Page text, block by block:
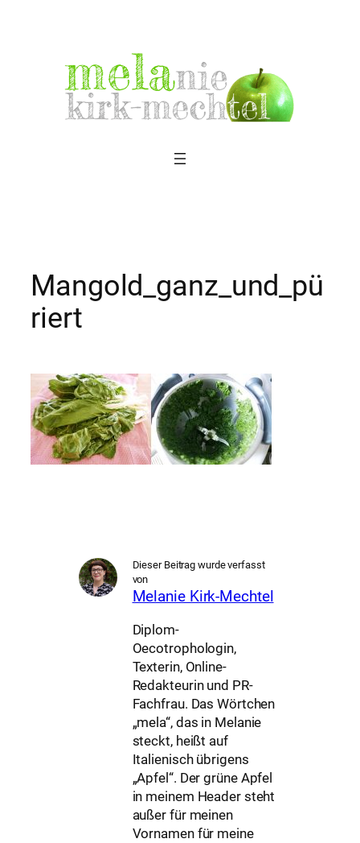
Mangold_ganz_und_pü
riert
Dieser Beitrag wurde verfasst
von
Melanie Kirk-Mechtel
Diplom-
Oecotrophologin,
Texterin, Online-
Redakteurin und PR-
Fachfrau. Das Wörtchen
„mela“, das in Melanie
steckt, heißt auf
Italienisch übrigens
„Apfel“. Der grüne Apfel
in meinem Header steht
außer für meinen
Vornamen für meine